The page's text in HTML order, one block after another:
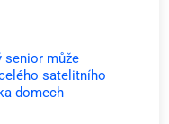
senior může
satelitního
domech